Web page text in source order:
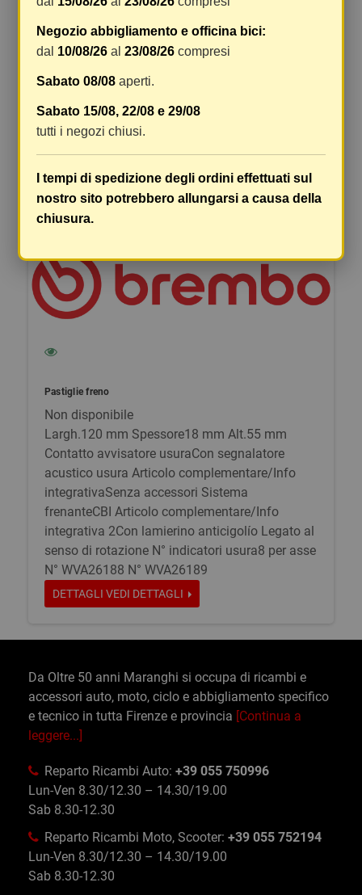
Ultimi articoli in magazzino
MaterialeLow-Metallic Marchio controlloECE-
R90 N° WVA26188 N° molle/linguette8
Spessore18,3 mm Largh.120,3 mm Alt.54,6 mm
DETTAGLI VEDI DETTAGLI
Pastiglie freno
Non disponibile
Largh.120 mm Spessore18 mm Alt.55 mm
Contatto avvisatore usuraCon segnalatore
acustico usura Articolo complementare/Info
integrativaSenza accessori Sistema
frenanteCBI Articolo complementare/Info
integrativa 2Con lamierino anticigolío Legato al
senso di rotazione N° indicatori usura8 per asse
N° WVA26188 N° WVA26189
DETTAGLI VEDI DETTAGLI
Negozio abbigliamento e officina bici:
dal 10/08/26 al23/08/26 compresi
Sabato 08/08 aperti.
Sabato 15/08, 22/08 e 29/08
tutti i negozi chiusi.
I tempi di spedizione degli ordini effettuati sul
nostro sito potrebbero allungarsi a causa della
chiusura.
Da Oltre 50 anni Maranghi si occupa di ricambi e
accessori auto, moto, ciclo e abbigliamento specifico
e tecnico in tutta Firenze e provincia [Continua a
leggere...]
Reparto Ricambi Auto: +39 055 750996
Lun-Ven 8.30/12.30 – 14.30/19.00
Sab 8.30-12.30
Reparto Ricambi Moto, Scooter: +39 055 752194
Lun-Ven 8.30/12.30 – 14.30/19.00
Sab 8.30-12.30